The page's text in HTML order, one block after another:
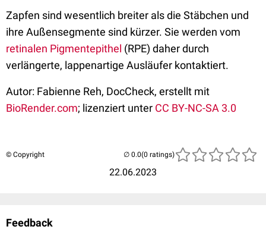
Zapfen sind wesentlich breiter als die Stäbchen und
ihre Außensegmente sind kürzer. Sie werden vom
retinalen Pigmentepithel (RPE) daher durch
verlängerte, lappenartige Ausläufer kontaktiert.
Autor: Fabienne Reh, DocCheck, erstellt mit
BioRender.com; lizenziert unter CC BY-NC-SA 3.0
© Copyright
22.06.2023
(0 ratings)
Feedback